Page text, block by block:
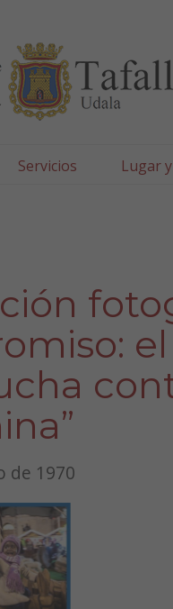
Servicios Lugar
de 1970